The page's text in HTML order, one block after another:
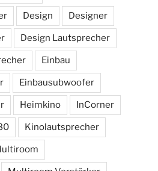
Design Designer
Design Lautsprecher
Einbau
Einbausubwoofer
Heimkino InCorner
Kinolautsprecher